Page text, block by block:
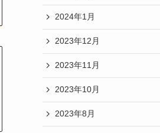
2024年1月
2023年12月
2023年11月
2023年10月
2023年8月